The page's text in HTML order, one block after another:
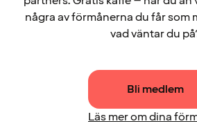
några av förmånerna du får som
vad väntar du
Bli medlem
Läs mer om dina